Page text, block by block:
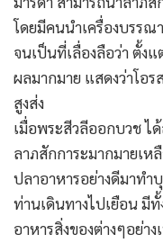
โดยมีคนนำเครื่องบรรณ
จนเป็นที่เลื่องลือว่า ตั้ง
ผลมากมาย แสดงว่าโอ
สูงส่ง
เมื่อพระสีวลีออกบวช ไ
ลาภสักการะมากมายเ
ปลาอาหารอย่างดีมาท
ท่านเดินทางไปเยือน มี
อาหารสิ่งของต่างๆอย่